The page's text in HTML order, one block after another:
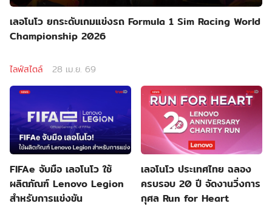
เลอโนโว ยกระดับเกมแข่งรถ Formula 1 Sim Racing World
Championship 2026
ไลฟ์สไตล์ 28 เม.ย. 69
FIFAe จับมือ เลอโนโว ใช้
ผลิตภัณฑ์ Lenovo Legion
สำหรับการแข่งขัน
เลอโนโว ประเทศไทย ฉลอง
ครบรอบ 20 ปี จัดงานวิ่งการ
กุศล Run for Heart